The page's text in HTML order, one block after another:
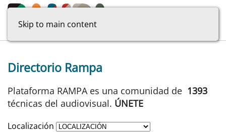
Skip to main content
Directorio Rampa
Plataforma RAMPA es una comunidad de 1393
técnicas del audiovisual. ÚNETE
Localización